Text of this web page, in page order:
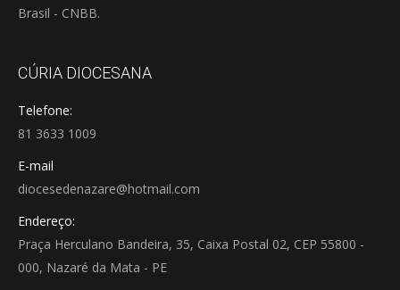
Brasil - CNBB.
CÚRIA DIOCESANA
Telefone:
81 3633 1009
E-mail
diocesedenazare@hotmail.com
Endereço:
Praça Herculano Bandeira, 35, Caixa Postal 02, CEP 55800 -
000, Nazaré da Mata - PE